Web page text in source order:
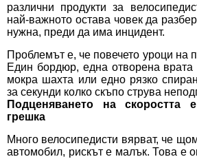
различни продукти за
най-важното остава човек да
нужна, преди да има инцидент.
Проблемът е, че повечето уроци на
Един бордюр, една отворена
мокра шахта или едно рязко
за секунди колко скъпо струва
Подценяването на скоростта
грешка
Много велосипедисти вярват, че
автомобил, рискът е малък. Това е